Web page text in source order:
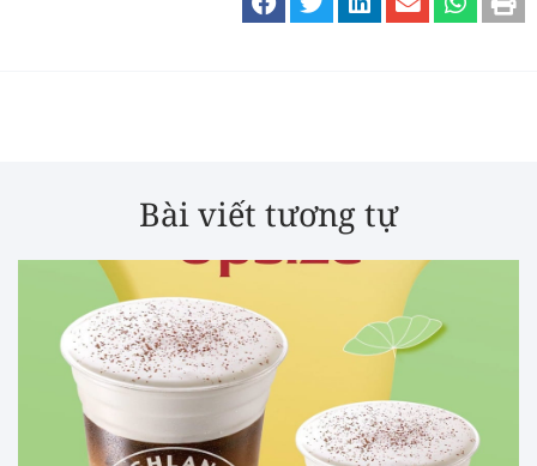
Bài viết tương tự